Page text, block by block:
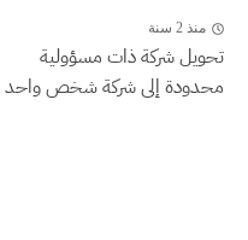
منذ 2 سنة
تحويل شركة ذات مسؤولية
محدودة إلى شركة شخص واحد